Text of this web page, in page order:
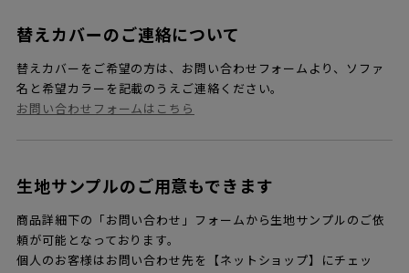
替えカバーのご連絡について
替えカバーをご希望の方は、お問い合わせフォームより、ソファ
名と希望カラーを記載のうえご連絡ください。
お問い合わせフォームはこちら
生地サンプルのご用意もできます
商品詳細下の「お問い合わせ」フォームから生地サンプルのご依
頼が可能となっております。
個人のお客様はお問い合わせ先を【ネットショップ】にチェッ